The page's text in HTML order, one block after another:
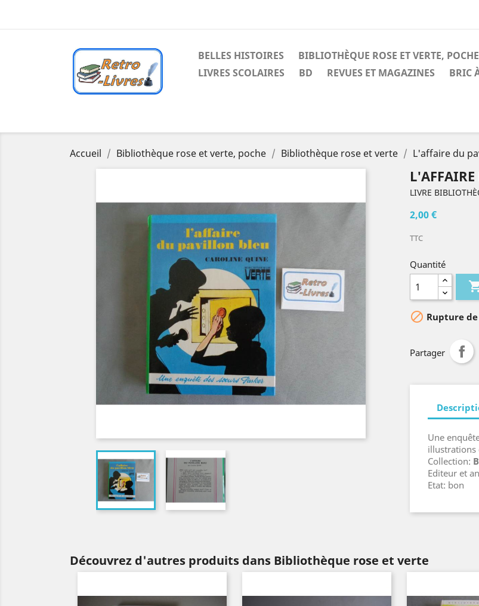
BELLES HISTOIRES BIBLIOTHÈQUE ROSE ET VERTE, POCHE
LIVRES SCOLAIRES
BD REVUES ET MAGAZINES BRIC
Accueil Bibliothèque rose et verte, poche Bibliothèque rose et verte L'affaire du
LIVRE
2,00 €
TTC
Quantité
 Rupture
Partager
Une
illustrations
Collection:
Editeur et
Etat: bon
Découvrez d'autres produits dans Bibliothèque rose et verte